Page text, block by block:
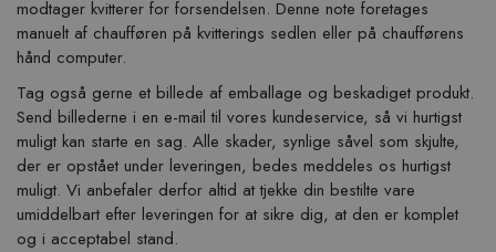
modtager kvitterer for forsendelsen. Denne note foretages
manuelt af chaufføren på kvitterings sedlen eller på chaufførens
hånd computer.
Tag også gerne et billede af emballage og beskadiget produkt.
Send billederne i en e-mail til vores kundeservice, så vi hurtigst
muligt kan starte en sag. Alle skader, synlige såvel som skjulte,
der er opstået under leveringen, bedes meddeles os hurtigst
muligt. Vi anbefaler derfor altid at tjekke din bestilte vare
umiddelbart efter leveringen for at sikre dig, at den er komplet
og i acceptabel stand.